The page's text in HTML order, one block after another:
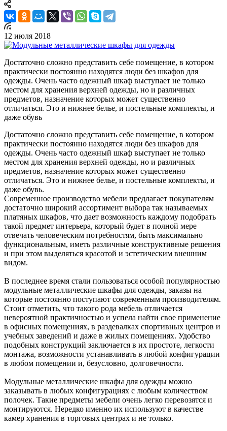
12 июля 2018
Достаточно сложно представить себе помещение, в котором
практически постоянно находятся люди без шкафов для
одежды. Очень часто одежный шкаф выступает не только
местом для хранения верхней одежды, но и различных
предметов, назначение которых может существенно
отличаться. Это и нижнее белье, и постельные комплекты, и
даже обувь
Достаточно сложно представить себе помещение, в котором
практически постоянно находятся люди без шкафов для
одежды. Очень часто одежный шкаф выступает не только
местом для хранения верхней одежды, но и различных
предметов, назначение которых может существенно
отличаться. Это и нижнее белье, и постельные комплекты, и
даже обувь.
Современное производство мебели предлагает покупателям
достаточно широкий ассортимент выбора так называемых
платяных шкафов, что дает возможность каждому подобрать
такой предмет интерьера, который будет в полной мере
отвечать человеческим потребностям, быть максимально
функциональным, иметь различные конструктивные решения
и при этом выделяться красотой и эстетическим внешним
видом.
В последнее время стали пользоваться особой популярностью
модульные металлические шкафы для одежды, заказы на
которые постоянно поступают современным производителям.
Стоит отметить, что такого рода мебель отличается
невероятной практичностью и успела найти свое применение
в офисных помещениях, в раздевалках спортивных центров и
учебных заведений и даже в жилых помещениях. Удобство
подобных конструкций заключается в их простоте, легкости
монтажа, возможности устанавливать в любой конфигурации
в любом помещении и, безусловно, долговечности.
Модульные металлические шкафы для одежды можно
заказывать в любых конфигурациях с любым количеством
полочек. Такие предметы мебели очень легко перевозятся и
монтируются. Нередко именно их используют в качестве
камер хранения в торговых центрах и не только.